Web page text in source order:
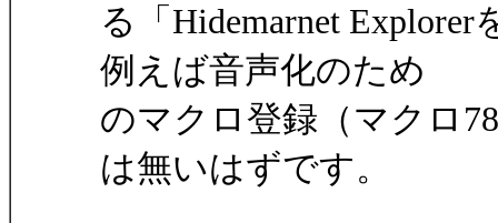
る「Hidemarnet
例えば音声化のため
のマクロ登録（マクロ
は無いはずです。